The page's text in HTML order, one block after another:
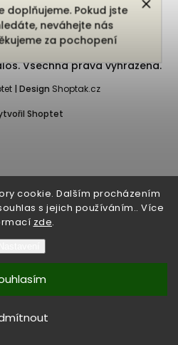
cookie. Dalším procházením
s jejich používáním.. Více
zde.
doplňujeme. Pokud jste
neváhejte nás
za pochopení
Shoptet
. Všechna práva vyhrazena.
| Design Shoptak.cz